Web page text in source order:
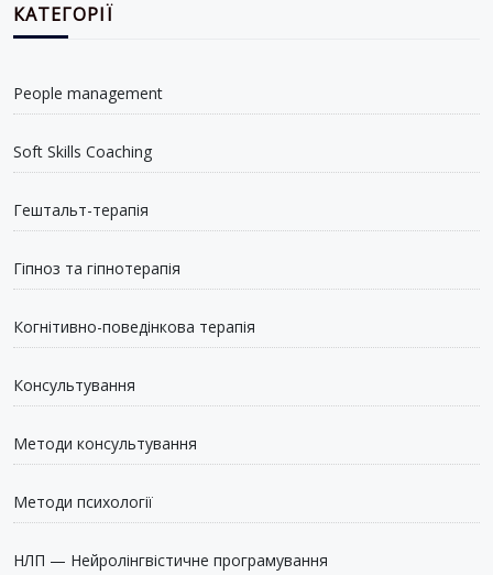
КАТЕГОРІЇ
People management
Soft Skills Coaching
Гештальт-терапія
Гіпноз та гіпнотерапія
Когнітивно-поведінкова терапія
Консультування
Методи консультування
Методи психології
НЛП — Нейролінгвістичне програмування